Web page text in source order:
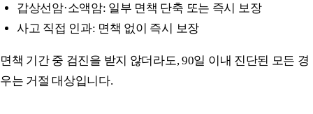
갑상선암·소액암: 일부 면책 단축 또는 즉시 보장
사고 직접 인과: 면책 없이 즉시 보장
면책 기간 중 검진을 받지 않더라도, 90일 이내 진단된 모든 경
우는 거절 대상입니다.